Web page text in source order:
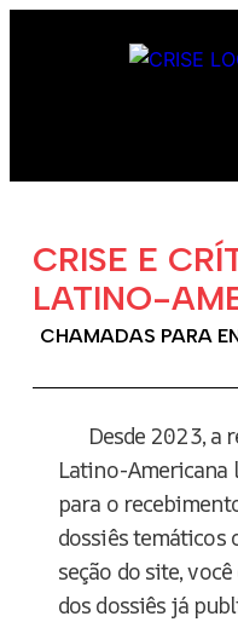
CRISE E
LATINO-
CHAMADAS PARA
Desde 2023, a
Latino-Americana
para o
dossiês temáticos
seção do site,
dos dossiês já